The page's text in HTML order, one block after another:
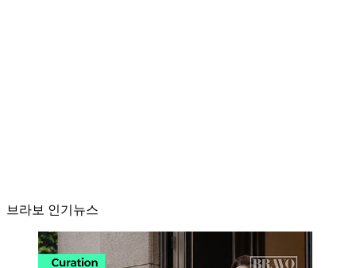
브라보 인기뉴스